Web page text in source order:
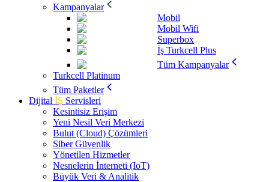
Kampanyalar
Mobil
Mobil Wifi
Superbox
İş Turkcell Plus
Tüm Kampanyalar
Turkcell Platinum
Tüm Paketler
Dijital İŞ Servisleri
Kesintisiz Erişim
Yeni Nesil Veri Merkezi
Bulut (Cloud) Çözümleri
Siber Güvenlik
Yönetilen Hizmetler
Nesnelerin İnterneti (IoT)
Büyük Veri & Analitik